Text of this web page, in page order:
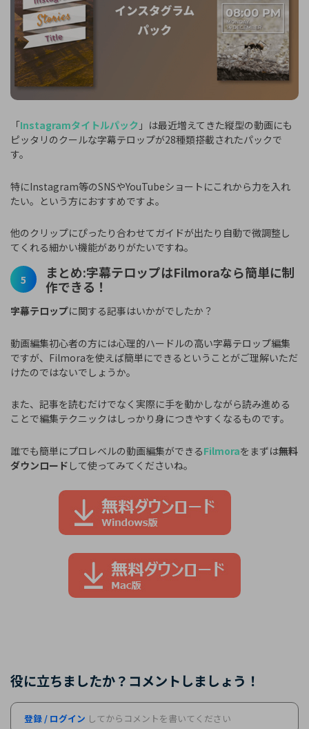
「Instagramタイトルパック 」は最近増えてきた縦型の動画にも
ピッタリのクールな字幕テロップが28種類搭載されたパックで
す。
特にInstagram等のSNSやYouTubeショートにこれから力を入れ
たい。という方におすすめですよ。
他のクリップにぴったり合わせてガイドが出たり自動で微調整し
てくれる細かい機能がありがたいですね。
5
まとめ:字幕テロップはFilmoraなら簡単に制
作できる！
字幕テロップに関する記事はいかがでしたか？
動画編集初心者の方には心理的ハードルの高い字幕テロップ編集
ですが、Filmoraを使えば簡単にできるということがご理解いただ
けたのではないでしょうか。
また、記事を読むだけでなく実際に手を動かしながら読み進める
ことで編集テクニックはしっかり身につきやすくなるものです。
誰でも簡単にプロレベルの動画編集ができるFilmoraをまずは無料
ダウンロード して使ってみてくださいね。
役に立ちましたか？コメントしましょう！
登録 / ログイン してからコメントを書いてください